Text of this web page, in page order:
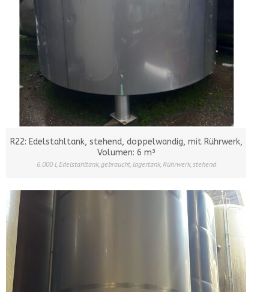
R22: Edelstahltank, stehend, doppelwandig, mit Rührwerk,
Volumen: 6 m³
6.000 l,Edelstahltank,gebraucht, lagertank,Rührwerk,stehend